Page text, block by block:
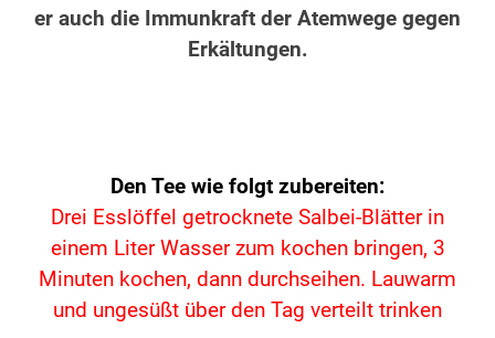
er auch die Immunkraft der Atemwege gegen
Erkältungen.
Den Tee wie folgt zubereiten:
Drei Esslöffel getrocknete Salbei-Blätter in
einem Liter Wasser zum kochen bringen, 3
Minuten kochen, dann durchseihen. Lauwarm
und ungesüßt über den Tag verteilt trinken